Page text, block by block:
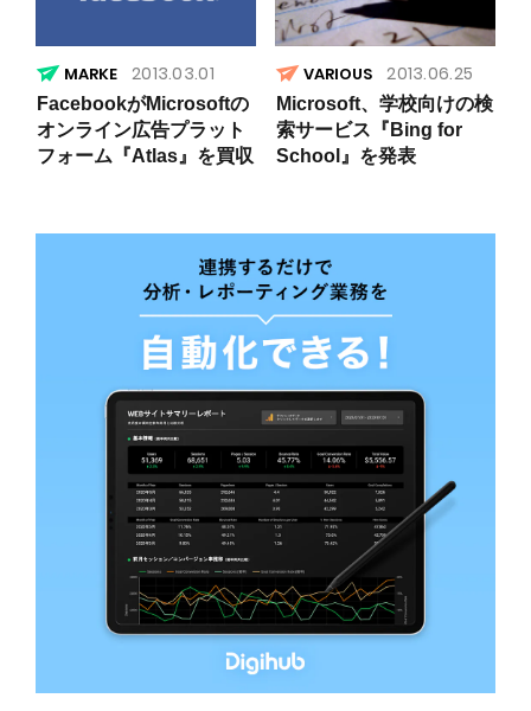
2013.03.01
FacebookがMicrosoftの
オンライン広告プラット
フォーム『Atlas』を買収
VARIOUS 2013.06.25
Microsoft、学校向けの検
索サービス『Bing for
School』を発表